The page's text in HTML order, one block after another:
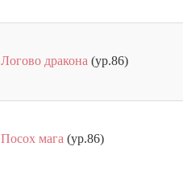
Логово дракона (ур.86)
Посох мага (ур.86)